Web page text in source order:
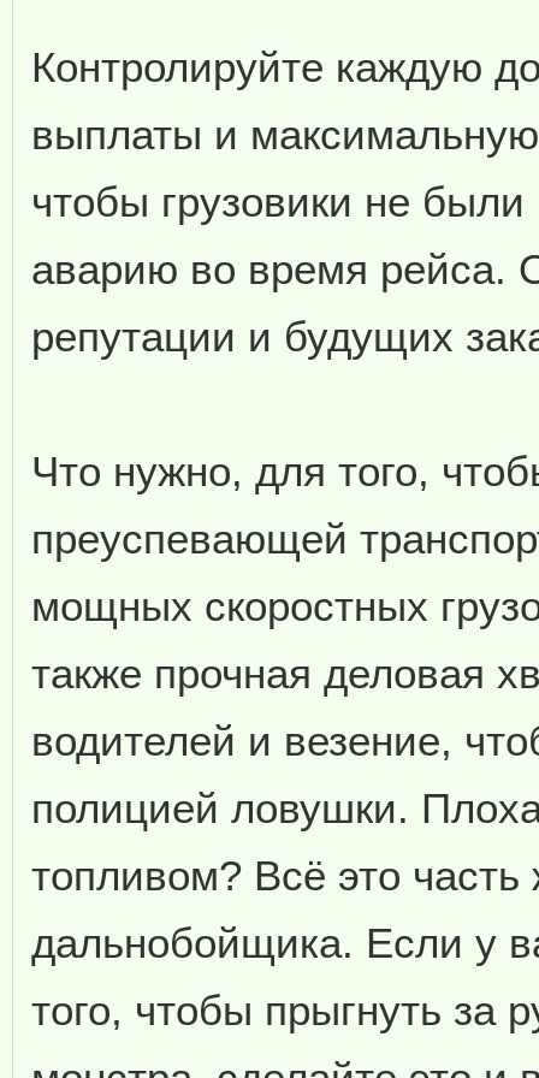
Контролируйте каждую
выплаты и
чтобы грузовики не
аварию во время рейса.
репутации и будущих
Что нужно, для того,
преуспевающей
мощных скоростных
также прочная деловая
водителей и везение,
полицией ловушки.
топливом? Всё это
дальнобойщика. Если у
того, чтобы прыгнуть за